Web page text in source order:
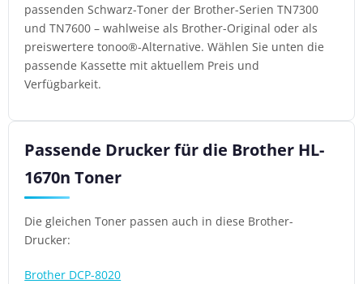
passenden Schwarz-Toner der Brother-Serien TN7300
und TN7600 – wahlweise als Brother-Original oder als
preiswertere tonoo®-Alternative. Wählen Sie unten die
passende Kassette mit aktuellem Preis und
Verfügbarkeit.
Passende Drucker für die Brother HL-
1670n Toner
Die gleichen Toner passen auch in diese Brother-
Drucker:
Brother DCP-8020